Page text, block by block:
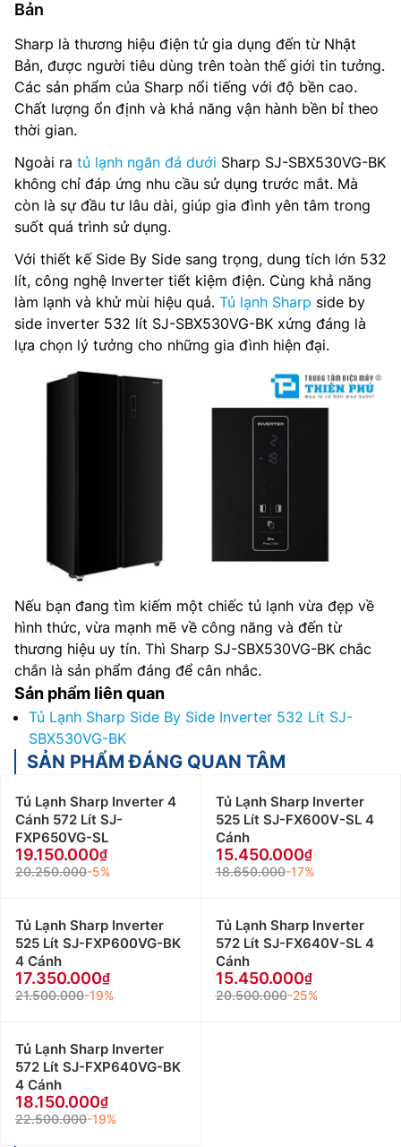
Bản
Sharp là thương hiệu điện tử gia dụng đến từ Nhật
Bản, được người tiêu dùng trên toàn thế giới tin tưởng.
Các sản phẩm của Sharp nổi tiếng với độ bền cao.
Chất lượng ổn định và khả năng vận hành bền bỉ theo
thời gian.
Ngoài ra tủ lạnh ngăn đá dưới Sharp SJ-SBX530VG-BK
không chỉ đáp ứng nhu cầu sử dụng trước mắt. Mà
còn là sự đầu tư lâu dài, giúp gia đình yên tâm trong
suốt quá trình sử dụng.
Với thiết kế Side By Side sang trọng, dung tích lớn 532
lít, công nghệ Inverter tiết kiệm điện. Cùng khả năng
làm lạnh và khử mùi hiệu quả. Tủ lạnh Sharp side by
side inverter 532 lít SJ-SBX530VG-BK xứng đáng là
lựa chọn lý tưởng cho những gia đình hiện đại.
Nếu bạn đang tìm kiếm một chiếc tủ lạnh vừa đẹp về
hình thức, vừa mạnh mẽ về công năng và đến từ
thương hiệu uy tín. Thì Sharp SJ-SBX530VG-BK chắc
chắn là sản phẩm đáng để cân nhắc.
Sản phẩm liên quan
Tủ Lạnh Sharp Side By Side Inverter 532 Lít SJ-
SBX530VG-BK
SẢN PHẨM ĐÁNG QUAN TÂM
Tủ Lạnh Sharp Inverter 4
Cánh 572 Lít SJ-
FXP650VG-SL
19.150.000
20.250.000-5%
Tủ Lạnh Sharp Inverter
525 Lít SJ-FX600V-SL 4
Cánh
15.450.000
18.650.000-17%
Tủ Lạnh Sharp Inverter
525 Lít SJ-FXP600VG-BK
4 Cánh
17.350.000
21.500.000-19%
Tủ Lạnh Sharp Inverter
572 Lít SJ-FX640V-SL 4
Cánh
15.450.000
20.500.000-25%
Tủ Lạnh Sharp Inverter
572 Lít SJ-FXP640VG-BK
4 Cánh
18.150.000
22.500.000-19%